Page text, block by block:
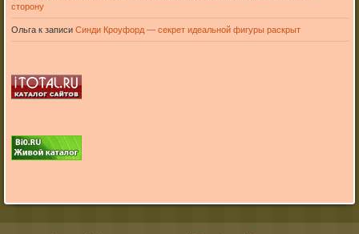
сторону
Ольгак записи Синди Кроуфорд — секрет идеальной фигуры раскрыт